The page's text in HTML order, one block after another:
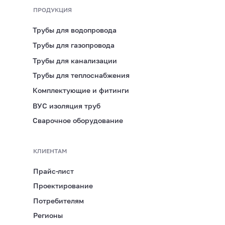
Вологодская область,
г. Череповец, ул. Розы
АДРЕС ПРЕДСТАВИТЕЛЬСТВА
ПН-ПТ 8:00-17:00
ВРЕМЯ РАБОТЫ
Череповец
Прайс-лист
Проектирование
Потребителям
Регионы
КЛИЕНТАМ
ПРОДУКЦИЯ
Трубы для водопровода
Трубы для газопровода
Трубы для канализации
Трубы для теплоснабжения
Комплектующие и фитинги
ВУС изоляция труб
Сварочное оборудование